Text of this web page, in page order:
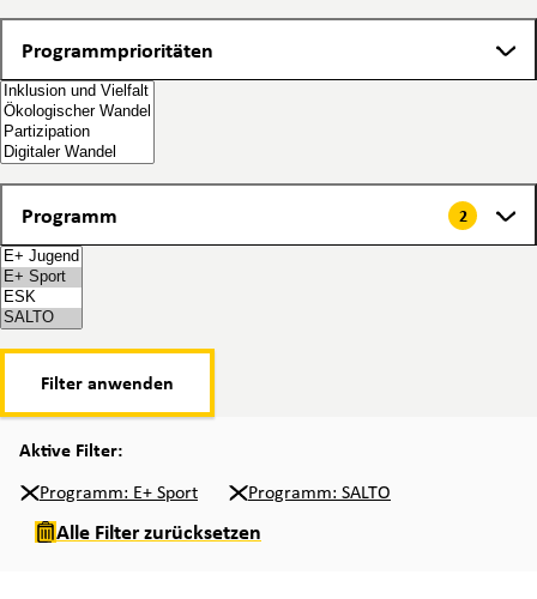
Programmprioritäten
Programm 2
2 items selected
Filter anwenden
Aktive Filter:
Programm: E+ Sport Programm: SALTO
Alle Filter zurücksetzen